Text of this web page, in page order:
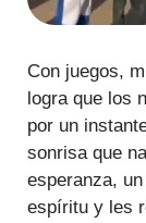
Con juegos,
logra que los
por un
sonrisa que
esperanza,
espíritu y les